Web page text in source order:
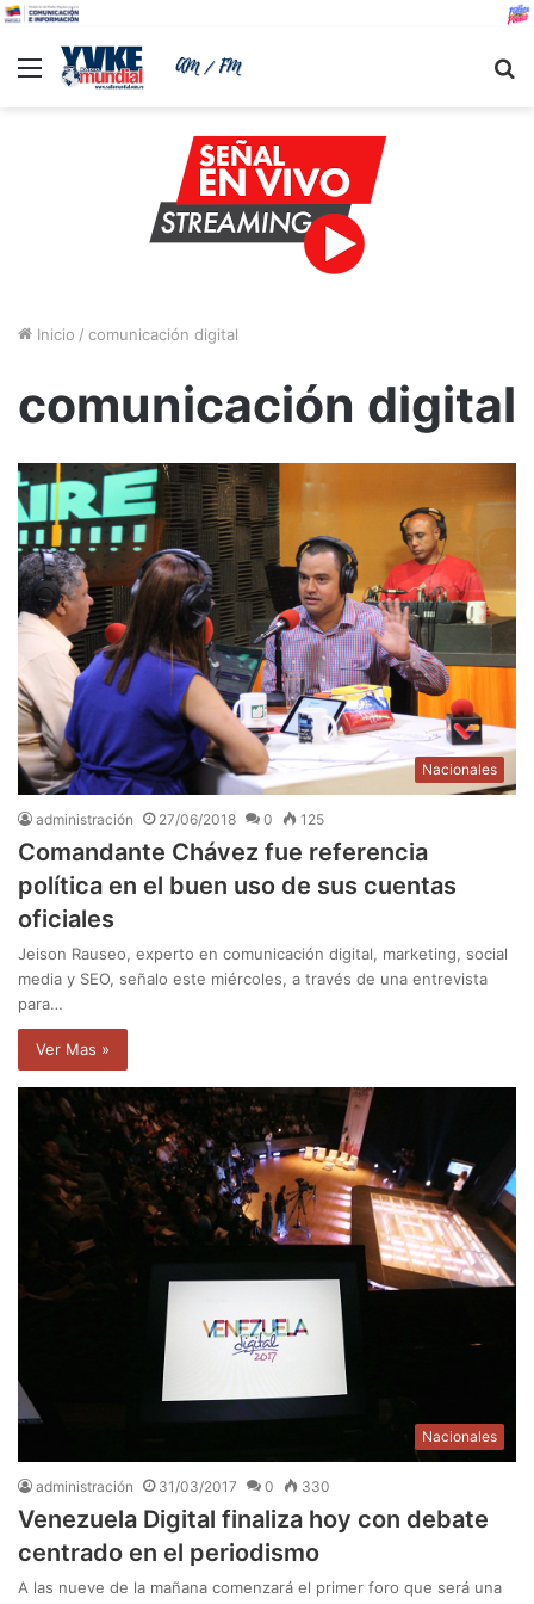
Menu
Inicio / comunicación digital
comunicación digital
Nacionales
administración 27/06/2018 0 125
Comandante Chávez fue referencia
política en el buen uso de sus cuentas
oficiales
Jeison Rauseo, experto en comunicación digital, marketing, social
media y SEO, señalo este miércoles, a través de una entrevista
para…
Ver Mas »
Nacionales
administración 31/03/2017 0 330
Venezuela Digital finaliza hoy con debate
centrado en el periodismo
A las nueve de la mañana comenzará el primer foro que será una